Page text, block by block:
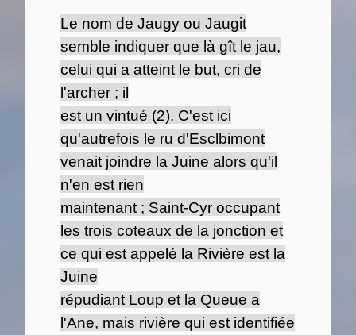
Le nom de Jaugy ou Jaugit
semble indiquer que là gît le jau,
celui qui a atteint le but, cri de
l'archer ; il
est un vintué (2). C'est ici
qu'autrefois le ru d'Esclbimont
venait joindre la Juine alors qu'il
n'en est rien
maintenant ; Saint-Cyr occupant
les trois coteaux de la jonction et
ce qui est appelé la Rivière est la
Juine
répudiant Loup et la Queue a
l'Ane, mais rivière qui est identifiée